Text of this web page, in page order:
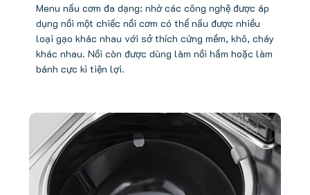
Menu nấu cơm đa dạng: nhờ các công nghệ được áp
dụng nồi một chiếc nồi cơm có thể nấu được nhiều
loại gạo khác nhau với sở thích cứng mềm, khô, cháy
khác nhau. Nồi còn được dùng làm nồi hầm hoặc làm
bánh cực kì tiện lợi.